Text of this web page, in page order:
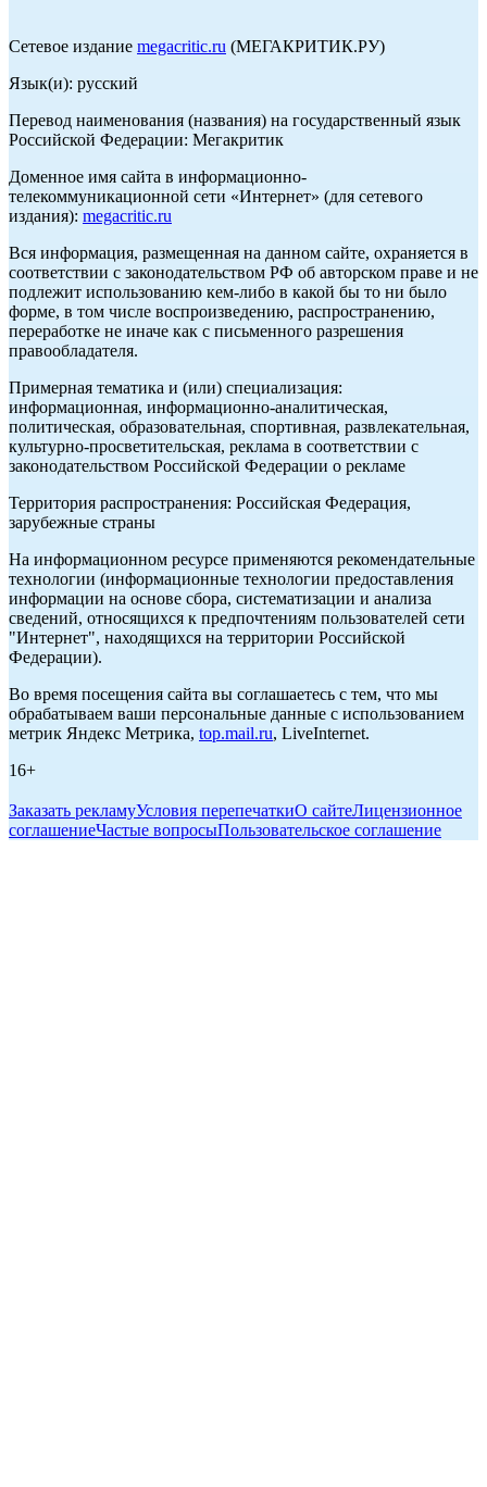
Сетевое издание megacritic.ru (МЕГАКРИТИК.РУ)
Язык(и): русский
Перевод наименования (названия) на государственный язык
Российской Федерации: Мегакритик
Доменное имя сайта в информационно-
телекоммуникационной сети «Интернет» (для сетевого
издания): megacritic.ru
Вся информация, размещенная на данном сайте, охраняется в
соответствии с законодательством РФ об авторском праве и не
подлежит использованию кем-либо в какой бы то ни было
форме, в том числе воспроизведению, распространению,
переработке не иначе как с письменного разрешения
правообладателя.
Примерная тематика и (или) специализация:
информационная, информационно-аналитическая,
политическая, образовательная, спортивная, развлекательная,
культурно-просветительская, реклама в соответствии с
законодательством Российской Федерации о рекламе
Территория распространения: Российская Федерация,
зарубежные страны
На информационном ресурсе применяются рекомендательные
технологии (информационные технологии предоставления
информации на основе сбора, систематизации и анализа
сведений, относящихся к предпочтениям пользователей сети
"Интернет", находящихся на территории Российской
Федерации).
Во время посещения сайта вы соглашаетесь с тем, что мы
обрабатываем ваши персональные данные с использованием
метрик Яндекс Метрика, top.mail.ru, LiveInternet.
16+
Заказать рекламуУсловия перепечаткиО сайтеЛицензионное
соглашениеЧастые вопросыПользовательское соглашение